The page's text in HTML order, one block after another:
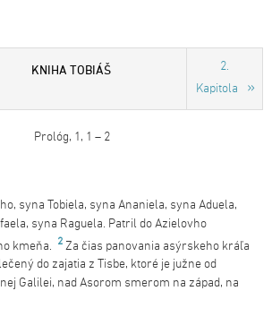
KNIHA TOBIÁŠ
2.
Kapitola
Prológ, 1, 1 – 2
syna Tobiela, syna Ananiela, syna Aduela,
syna Raguela. Patril do Azielovho
kmeňa. 2 Za čias panovania asýrskeho kráľa
do zajatia z Tisbe, ktoré je južne od
Galilei, nad Asorom smerom na západ, na